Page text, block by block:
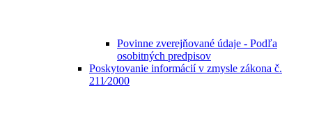
Povinne zverejňované údaje - Podľa
osobitných predpisov
Poskytovanie informácií v zmysle zákona č.
211⁄2000